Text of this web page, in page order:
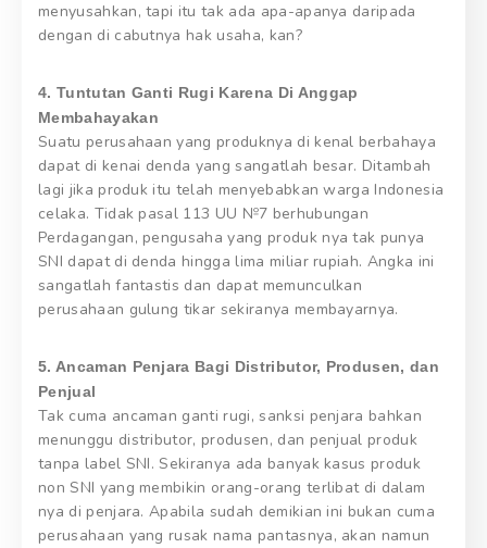
menyusahkan, tapi itu tak ada apa-apanya daripada
dengan di cabutnya hak usaha, kan?
4. Tuntutan Ganti Rugi Karena Di Anggap
Membahayakan
Suatu perusahaan yang produknya di kenal berbahaya
dapat di kenai denda yang sangatlah besar. Ditambah
lagi jika produk itu telah menyebabkan warga Indonesia
celaka. Tidak pasal 113 UU №7 berhubungan
Perdagangan, pengusaha yang produk nya tak punya
SNI dapat di denda hingga lima miliar rupiah. Angka ini
sangatlah fantastis dan dapat memunculkan
perusahaan gulung tikar sekiranya membayarnya.
5. Ancaman Penjara Bagi Distributor, Produsen, dan
Penjual
Tak cuma ancaman ganti rugi, sanksi penjara bahkan
menunggu distributor, produsen, dan penjual produk
tanpa label SNI. Sekiranya ada banyak kasus produk
non SNI yang membikin orang-orang terlibat di dalam
nya di penjara. Apabila sudah demikian ini bukan cuma
perusahaan yang rusak nama pantasnya, akan namun